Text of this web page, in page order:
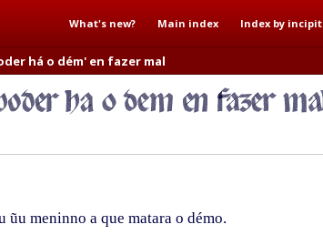
What's new? Main index Index by incipit
há o dém' en fazer mal
ũu meninno a que matara o démo.